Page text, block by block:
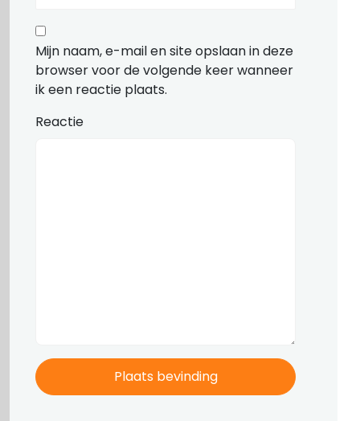
Mijn naam, e-mail en site opslaan in deze
browser voor de volgende keer wanneer
ik een reactie plaats.
Reactie